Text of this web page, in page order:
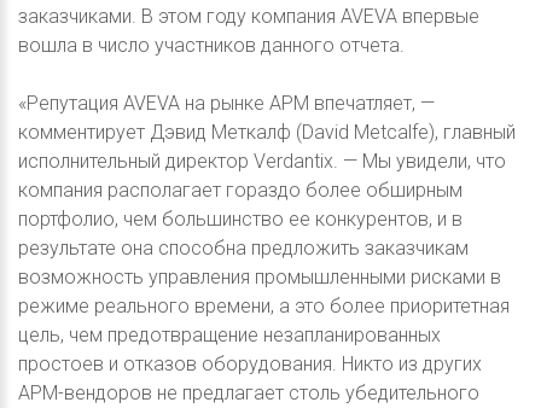
заказчиками. В этом году компания AVEVA впервые
вошла в число участников данного отчета.
«Репутация AVEVA на рынке APM впечатляет, —
комментирует Дэвид Меткалф (David Metcalfe), главный
исполнительный директор Verdantix. — Мы увидели, что
компания располагает гораздо более обширным
портфолио, чем большинство ее конкурентов, и в
результате она способна предложить заказчикам
возможность управления промышленными рисками в
режиме реального времени, а это более приоритетная
цель, чем предотвращение незапланированных
простоев и отказов оборудования. Никто из других
APM-вендоров не предлагает столь убедительного